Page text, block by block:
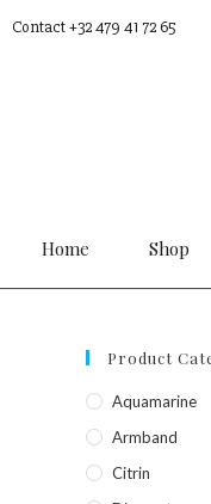
Contact +32 479 41 72 65
Home Shop
Product
Aquamarine
Armband
Citrin